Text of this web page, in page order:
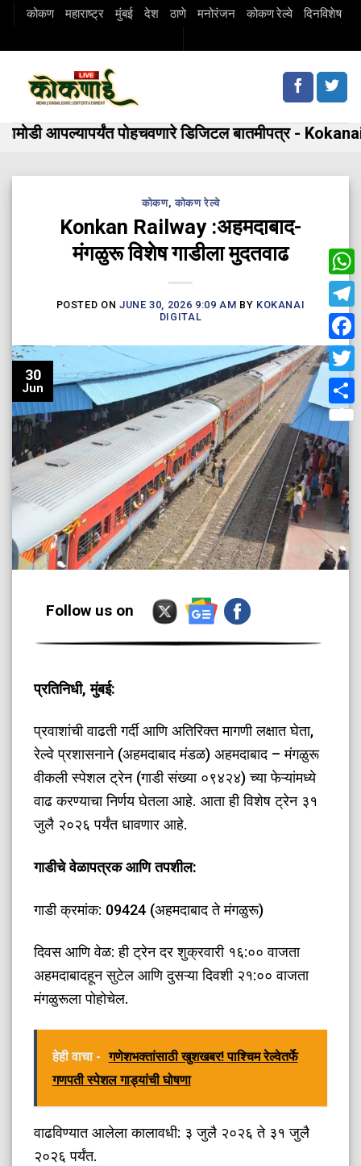
Skipकोकण महाराष्ट्र मुंबई देश ठाणे मनोरंजन कोकण रेल्वे दिनविशेष
आपल्यापर्यंत पोहचवणारे डिजिटल बातमीपत्र - Kokanai
कोकण, कोकण रेल्वे
Konkan Railway :अहमदाबाद-
मंगळुरू विशेष गाडीला मुदतवाढ
POSTED ON JUNE 30, 2026 9:09 AM BY KOKANAI
DIGITAL
30
Jun
Follow us on
प्रतिनिधी, मुंबई:
प्रवाशांची वाढती गर्दी आणि अतिरिक्त मागणी लक्षात घेता,
रेल्वे प्रशासनाने (अहमदाबाद मंडळ) अहमदाबाद – मंगळुरू
वीकली स्पेशल ट्रेन (गाडी संख्या ०९४२४) च्या फेऱ्यांमध्ये
वाढ करण्याचा निर्णय घेतला आहे. आता ही विशेष ट्रेन ३१
जुलै २०२६ पर्यंत धावणार आहे.
​गाडीचे वेळापत्रक आणि तपशील:
​गाडी क्रमांक: 09424 (अहमदाबाद ते मंगळुरू)
​दिवस आणि वेळ: ही ट्रेन दर शुक्रवारी १६:०० वाजता
अहमदाबादहून सुटेल आणि दुसऱ्या दिवशी २१:०० वाजता
मंगळुरूला पोहोचेल.
हेही वाचा - गणेशभक्तांसाठी खुशखबर! पाश्चिम रेल्वेतर्फे
गणपती स्पेशल गाड्यांची घोषणा
​वाढविण्यात आलेला कालावधी: ३ जुलै २०२६ ते ३१ जुलै
२०२६ पर्यंत.